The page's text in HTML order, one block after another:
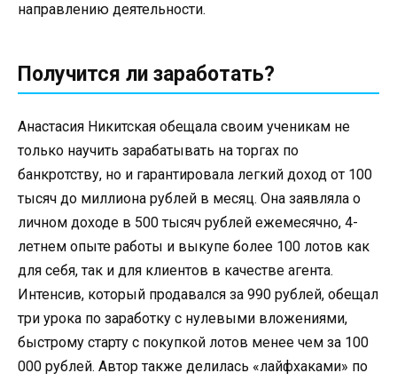
направлению деятельности.
Получится ли заработать?
Анастасия Никитская обещала своим ученикам не
только научить зарабатывать на торгах по
банкротству, но и гарантировала легкий доход от 100
тысяч до миллиона рублей в месяц. Она заявляла о
личном доходе в 500 тысяч рублей ежемесячно, 4-
летнем опыте работы и выкупе более 100 лотов как
для себя, так и для клиентов в качестве агента.
Интенсив, который продавался за 990 рублей, обещал
три урока по заработку с нулевыми вложениями,
быстрому старту с покупкой лотов менее чем за 100
000 рублей. Автор также делилась «лайфхаками» по